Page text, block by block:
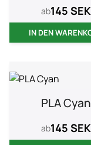
ab145 SEK
IN DEN
PLA Cyan
ab145 SEK